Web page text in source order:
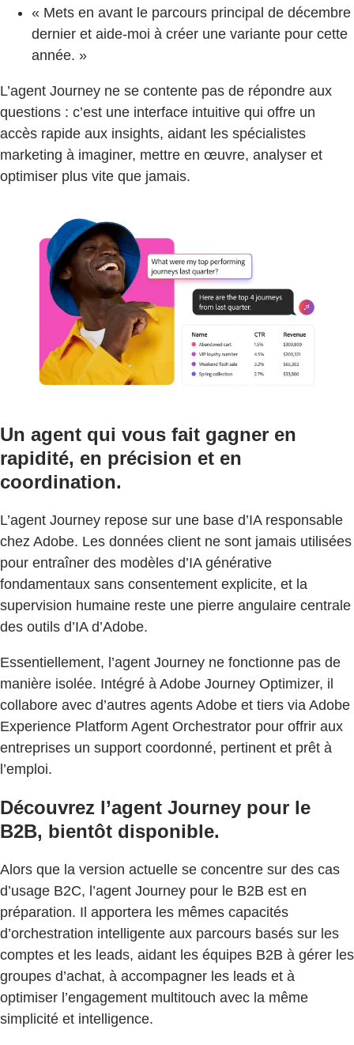
« Mets en avant le parcours principal de décembre
dernier et aide-moi à créer une variante pour cette
année. »
L’agent Journey ne se contente pas de répondre aux
questions : c’est une interface intuitive qui offre un
accès rapide aux insights, aidant les spécialistes
marketing à imaginer, mettre en œuvre, analyser et
optimiser plus vite que jamais.
Un agent qui vous fait gagner en
rapidité, en précision et en
coordination.
L’agent Journey repose sur une base d’IA responsable
chez Adobe. Les données client ne sont jamais utilisées
pour entraîner des modèles d’IA générative
fondamentaux sans consentement explicite, et la
supervision humaine reste une pierre angulaire centrale
des outils d’IA d’Adobe.
Essentiellement, l’agent Journey ne fonctionne pas de
manière isolée. Intégré à Adobe Journey Optimizer, il
collabore avec d’autres agents Adobe et tiers via Adobe
Experience Platform Agent Orchestrator pour offrir aux
entreprises un support coordonné, pertinent et prêt à
l’emploi.
Découvrez l’agent Journey pour le
B2B, bientôt disponible.
Alors que la version actuelle se concentre sur des cas
d’usage B2C, l’agent Journey pour le B2B est en
préparation. Il apportera les mêmes capacités
d’orchestration intelligente aux parcours basés sur les
comptes et les leads, aidant les équipes B2B à gérer les
groupes d’achat, à accompagner les leads et à
optimiser l’engagement multitouch avec la même
simplicité et intelligence.